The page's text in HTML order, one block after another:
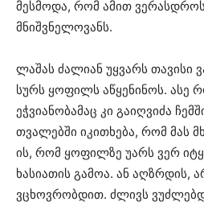
მესმოდა, რომ ამით
მნიშვნელოვანს.
ლაშას ძალიან უყვარს თავისი
სურს ყოფილს აწყენინოს. ასე
ეჭვიანობამაც კი გაიღვიძა
თვალებში იკითხება, რომ მას
ის, რომ ყოფილზე უარს ვერ
ხასიათის გამოა. ან აღზრდის,
ვცხოვრობდით. ძლივს